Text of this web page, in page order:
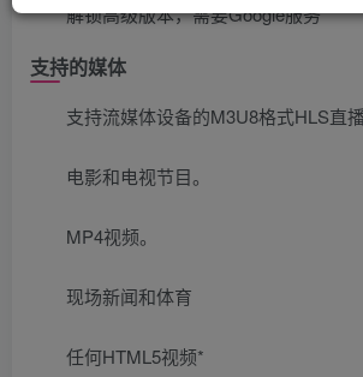
解锁高级版本，需要Google服务
支持的媒体
支持流媒体设备的M3U8格式HLS直播
电影和电视节目。
MP4视频。
现场新闻和体育
任何HTML5视频*